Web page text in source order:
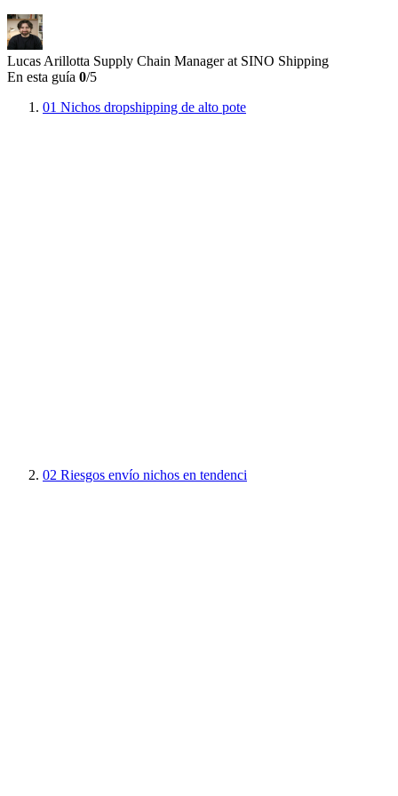
Lucas Arillotta Supply Chain Manager at SINO Shipping
En esta guía 0/5
01 Nichos dropshipping de alto pote
02 Riesgos envío nichos en tendenci